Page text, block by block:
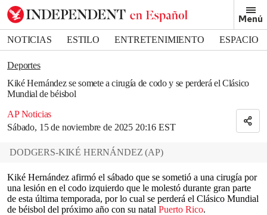
Menú
NOTICIAS ESTILO ENTRETENIMIENTO
ESPACIO
DEPORTES
Deportes
Kiké Hernández se somete a cirugía de codo y se perderá el Clásico
Mundial de béisbol
AP Noticias
Sábado, 15 de noviembre de 2025 20:16 EST
Bookmark popover
Removed from bookmarks
Close popover
DODGERS-KIKÉ HERNÁNDEZ (AP)
Kiké Hernández afirmó el sábado que se sometió a una cirugía por
una lesión en el codo izquierdo que le molestó durante gran parte
de esta última temporada, por lo cual se perderá el Clásico Mundial
de béisbol del próximo año con su natal Puerto Rico.